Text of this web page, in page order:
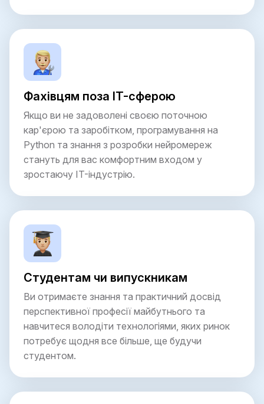
Фахівцям поза IT-сферою
Якщо ви не задоволені своєю поточною
кар'єрою та заробітком, програмування на
Python та знання з розробки нейромереж
стануть для вас комфортним входом у
зростаючу IT-індустрію.
Студентам чи випускникам
Ви отримаєте знання та практичний досвід
перспективної професії майбутнього та
навчитеся володіти технологіями, яких ринок
потребує щодня все більше, ще будучи
студентом.